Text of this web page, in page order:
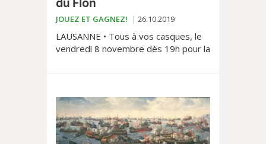
du Flon
JOUEZ ET GAGNEZ! 26.10.2019
LAUSANNE • Tous à vos casques, le
vendredi 8 novembre dès 19h pour la